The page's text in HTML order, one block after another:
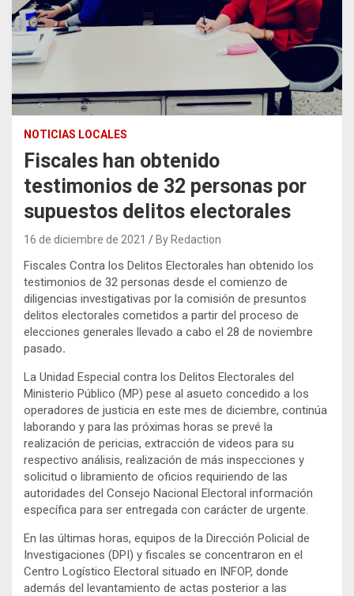
NOTICIAS LOCALES
Fiscales han obtenido
testimonios de 32 personas por
supuestos delitos electorales
16 de diciembre de 2021 By Redaction
Fiscales Contra los Delitos Electorales han obtenido los
testimonios de 32 personas desde el comienzo de
diligencias investigativas por la comisión de presuntos
delitos electorales cometidos a partir del proceso de
elecciones generales llevado a cabo el 28 de noviembre
pasado.
La Unidad Especial contra los Delitos Electorales del
Ministerio Público (MP) pese al asueto concedido a los
operadores de justicia en este mes de diciembre, continúa
laborando y para las próximas horas se prevé la
realización de pericias, extracción de videos para su
respectivo análisis, realización de más inspecciones y
solicitud o libramiento de oficios requiriendo de las
autoridades del Consejo Nacional Electoral información
específica para ser entregada con carácter de urgente.
En las últimas horas, equipos de la Dirección Policial de
Investigaciones (DPI) y fiscales se concentraron en el
Centro Logístico Electoral situado en INFOP, donde
además del levantamiento de actas posterior a las